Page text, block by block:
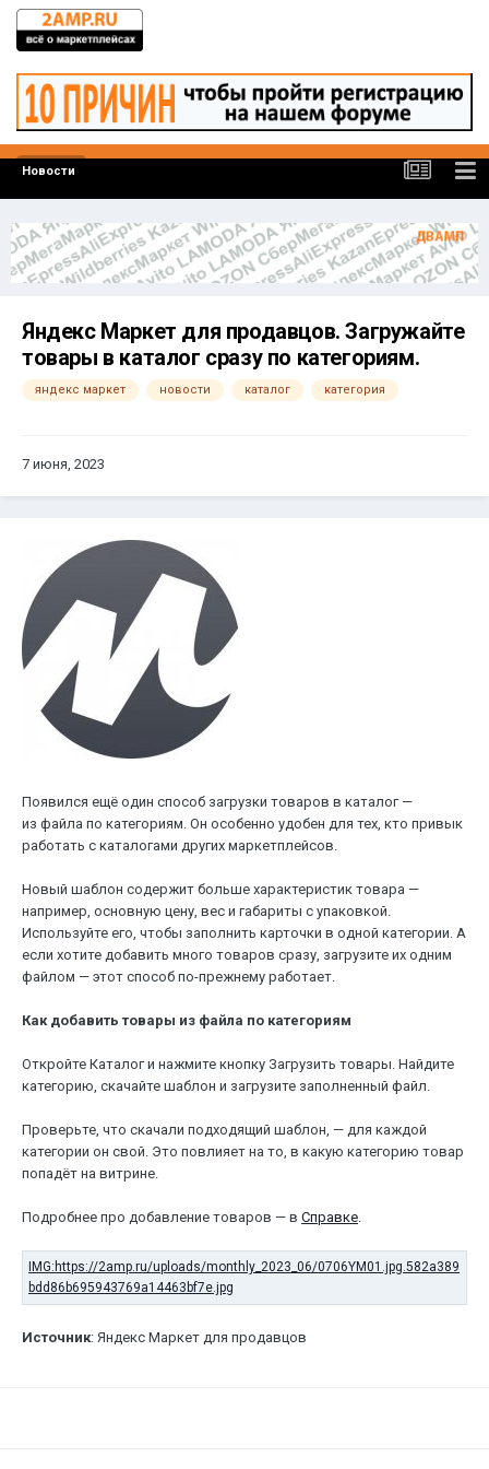
Новости
Яндекс Маркет для продавцов. Загружайте
товары в каталог сразу по категориям.
яндекс маркет новости каталог категория
7 июня, 2023
Появился ещё один способ загрузки товаров в каталог —
из файла по категориям. Он особенно удобен для тех, кто привык
работать с каталогами других маркетплейсов.
Новый шаблон содержит больше характеристик товара —
например, основную цену, вес и габариты с упаковкой.
Используйте его, чтобы заполнить карточки в одной категории. А
если хотите добавить много товаров сразу, загрузите их одним
файлом — этот способ по-прежнему работает.
Как добавить товары из файла по категориям
Откройте Каталог и нажмите кнопку Загрузить товары. Найдите
категорию, скачайте шаблон и загрузите заполненный файл.
Проверьте, что скачали подходящий шаблон, — для каждой
категории он свой. Это повлияет на то, в какую категорию товар
попадёт на витрине.
Подробнее про добавление товаров — в Справке.
Источник: Яндекс Маркет для продавцов